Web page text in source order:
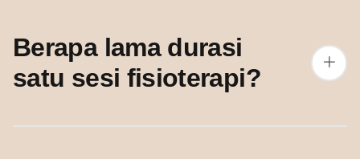
Berapa lama durasi
satu sesi fisioterapi?